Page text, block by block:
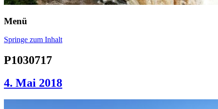
Menü
Springe zum Inhalt
P1030717
4. Mai 2018